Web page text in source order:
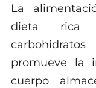
La
dieta rica
promueve la
cuerpo